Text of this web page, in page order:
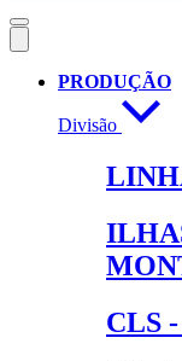
PRODUÇÃO
Divisão
CLS